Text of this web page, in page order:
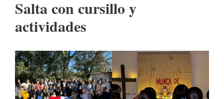
Salta con cursillo y
actividades